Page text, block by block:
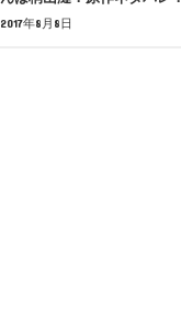
2017年8月8日